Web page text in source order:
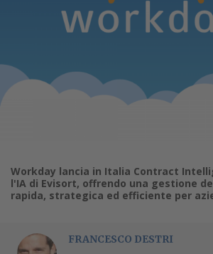
Workday lancia in Italia Contract
l'IA di Evisort, offrendo una gestione
rapida, strategica ed efficiente per
FRANCESCO DESTRI